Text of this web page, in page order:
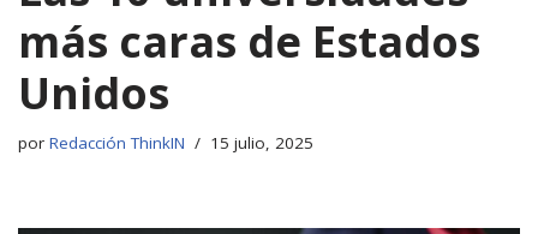
más caras de Estados
Unidos
por Redacción ThinkIN 15 julio, 2025